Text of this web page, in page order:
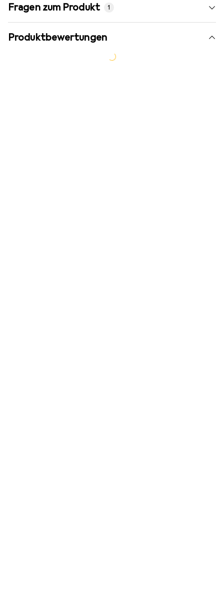
Fragen zum Produkt 1
Produktbewertungen